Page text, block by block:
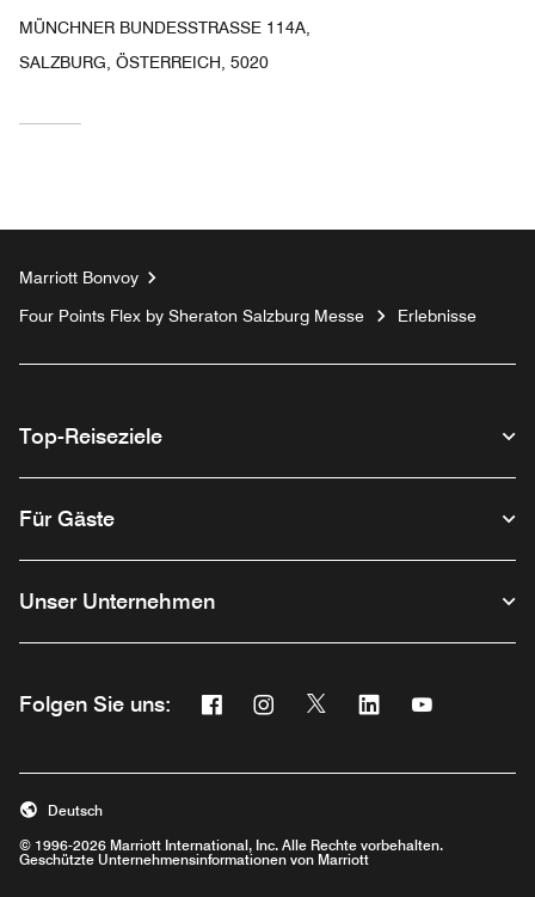
MÜNCHNER BUNDESSTRASSE 114A,
SALZBURG, ÖSTERREICH, 5020
Marriott Bonvoy
Four Points Flex by Sheraton Salzburg Messe
Erlebnisse
Top-Reiseziele
Für Gäste
Unser Unternehmen
Folgen Sie uns: Facebook
Opens a new window
Instagram
Opens a new window
Twitter
Opens a new window
Linkedin
Opens a new
Opens a
© 1996-2026 Marriott International, Inc. Alle Rechte vorbehalten.
Geschützte Unternehmensinformationen von Marriott
Deutsch